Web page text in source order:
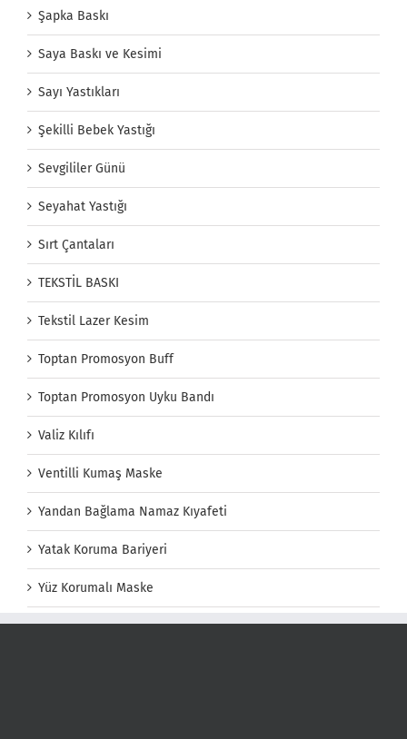
Şapka Baskı
Saya Baskı ve Kesimi
Sayı Yastıkları
Şekilli Bebek Yastığı
Sevgililer Günü
Seyahat Yastığı
Sırt Çantaları
TEKSTİL BASKI
Tekstil Lazer Kesim
Toptan Promosyon Buff
Toptan Promosyon Uyku Bandı
Valiz Kılıfı
Ventilli Kumaş Maske
Yandan Bağlama Namaz Kıyafeti
Yatak Koruma Bariyeri
Yüz Korumalı Maske